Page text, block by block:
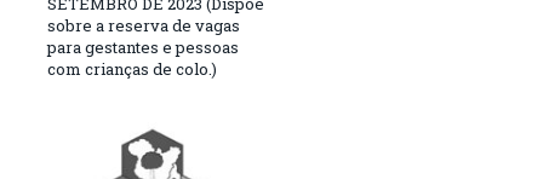
sobre a reserva de vagas
para gestantes e pessoas
com crianças de colo.)